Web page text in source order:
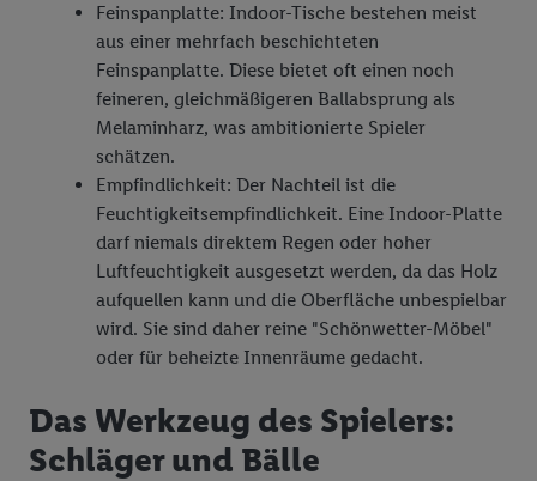
Feinspanplatte: Indoor-Tische bestehen meist
aus einer mehrfach beschichteten
Feinspanplatte. Diese bietet oft einen noch
feineren, gleichmäßigeren Ballabsprung als
Melaminharz, was ambitionierte Spieler
schätzen.
Empfindlichkeit: Der Nachteil ist die
Feuchtigkeitsempfindlichkeit. Eine Indoor-Platte
darf niemals direktem Regen oder hoher
Luftfeuchtigkeit ausgesetzt werden, da das Holz
aufquellen kann und die Oberfläche unbespielbar
wird. Sie sind daher reine "Schönwetter-Möbel"
oder für beheizte Innenräume gedacht.
Das Werkzeug des Spielers:
Schläger und Bälle